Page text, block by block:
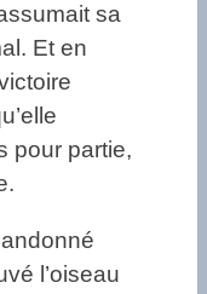
sa
Et en
pour partie,
l’oiseau